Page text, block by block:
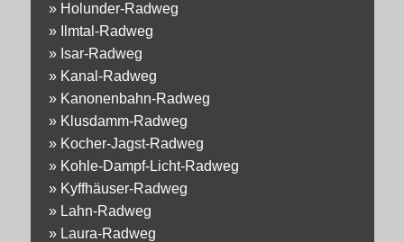
» Holunder-Radweg
»
Ilmtal-Radweg
» Isar-Radweg
» Kanal-Radweg
» Kanonenbahn-Radweg
» Klusdamm-Radweg
» Kocher-Jagst-Radweg
» Kohle-Dampf-Licht-Radweg
» Kyffhäuser-Radweg
» Lahn-Radweg
» Laura-Radweg